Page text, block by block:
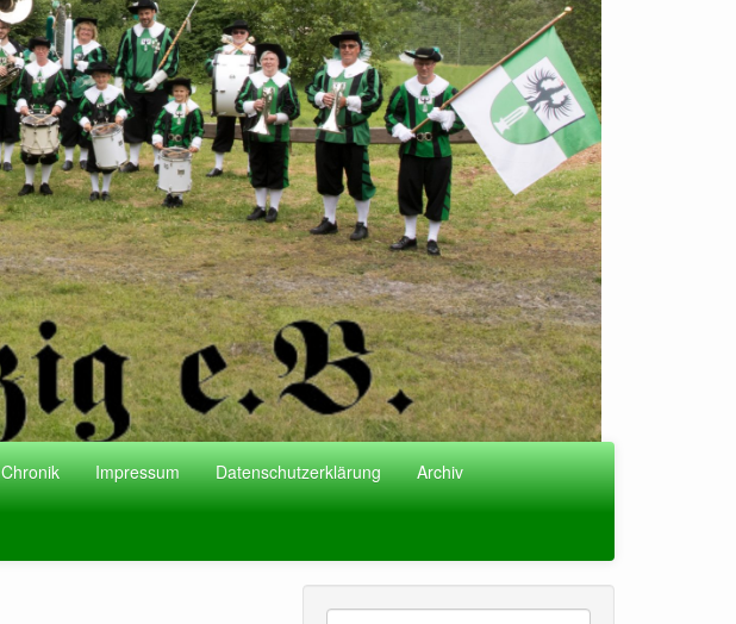
Chronik Impressum Datenschutzerklärung Archiv
Suche